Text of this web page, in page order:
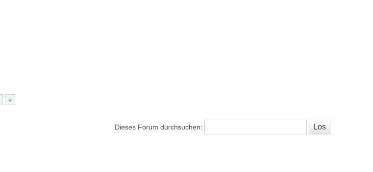
Dieses Forum durchsuchen: